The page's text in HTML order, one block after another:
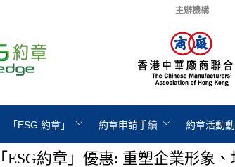
主辦機構
「ESG 約章」 約章申請手續 約章活動
ESG約章」優惠: 重塑企業形象